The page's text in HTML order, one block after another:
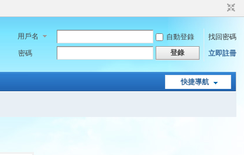
用戶名 自動登錄
找回密碼
密碼
登錄 立即註冊
快捷導航